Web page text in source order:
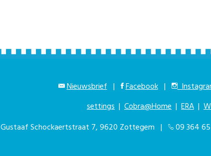
Nieuwsbrief | Facebook |
settings | Cobra@Home | ERA |
Gustaaf Schockaertstraat 7, 9620 Zottegem |
09 364